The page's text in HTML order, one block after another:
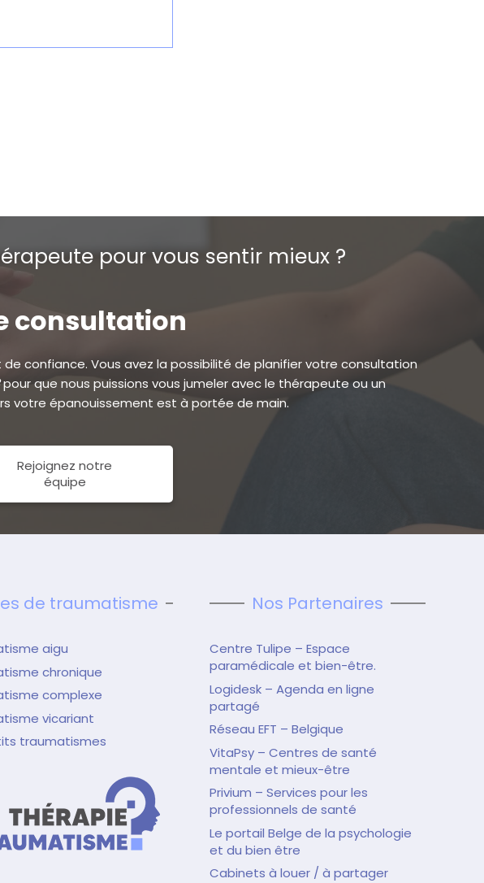
pour vous sentir mieux ?
consultation
confiance. Vous avez la possibilité de planifier votre consultation
pour que nous puissions vous jumeler avec le thérapeute ou un
votre épanouissement est à portée de main.
Rejoignez notre
équipe
de traumatisme
aigu
chronique
complexe
vicariant
traumatismes
Nos Partenaires
Centre Tulipe – Espace
paramédicale et bien-être.
Logidesk – Agenda en ligne
partagé
Réseau EFT – Belgique
VitaPsy – Centres de santé
mentale et mieux-être
Privium – Services pour les
professionnels de santé
Le portail Belge de la psychologie
et du bien être
Cabinets à louer / à partager